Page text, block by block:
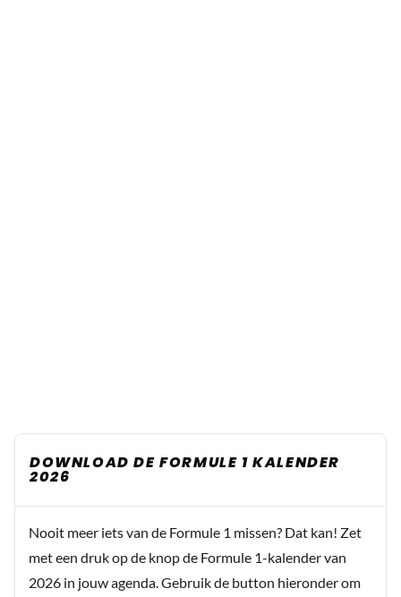
DOWNLOAD DE FORMULE 1 KALENDER
2026
Nooit meer iets van de Formule 1 missen? Dat kan! Zet
met een druk op de knop de Formule 1-kalender van
2026 in jouw agenda. Gebruik de button hieronder om